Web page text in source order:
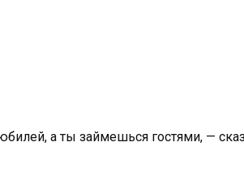
а ты займешься гостями, —